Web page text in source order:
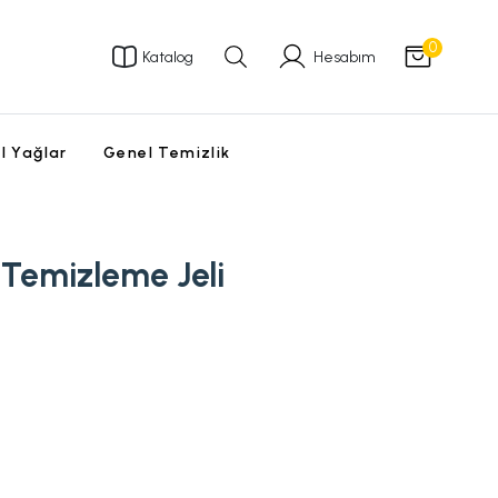
Katalog Hesabım 0
Yağlar Genel Temizlik
Jeli